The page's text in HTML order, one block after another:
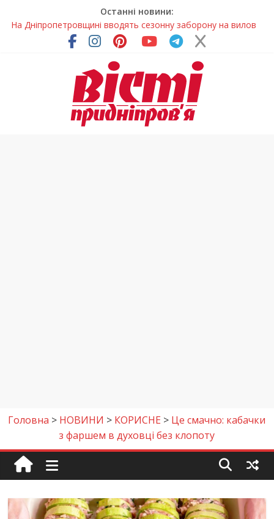
Останні новини:
Петриківський розпис у всій красі: нова виставка відкрилася
на Дніпропетровщині
У Дніпрі на три місяці можуть обмежити рух на Вокзальній
Письменниця з Покрова продовжує підкорювати українські
та міжнародні творчі вершини
У Дніпрі повністю оновили один із найзавантаженіших
трамвайних переїздів
Головна > НОВИНИ > КОРИСНЕ > Це смачно: кабачки
з фаршем в духовці без клопоту